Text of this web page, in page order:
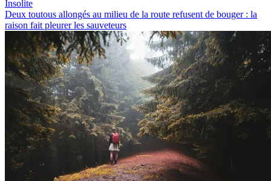
Insolite
Deux toutous allongés au milieu de la route refusent de bouger : la
raison fait pleurer les sauveteurs